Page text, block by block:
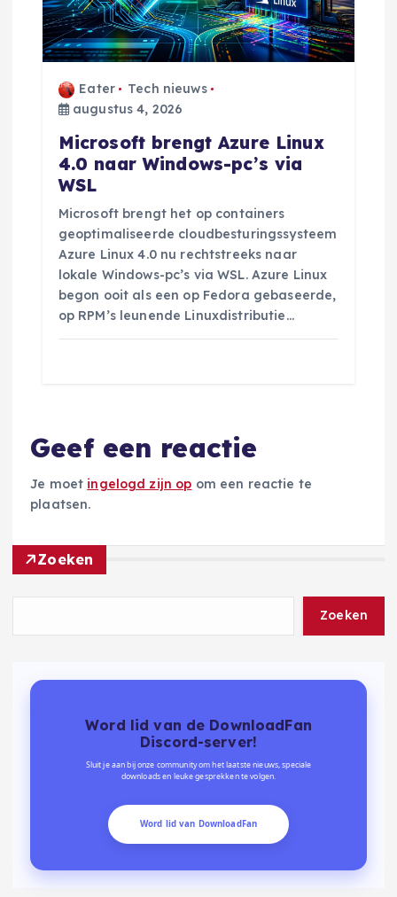
Eater
Tech nieuws
augustus 4, 2026
Microsoft brengt Azure Linux
4.0 naar Windows-pc’s via
WSL
Microsoft brengt het op containers
geoptimaliseerde cloudbesturingssysteem
Azure Linux 4.0 nu rechtstreeks naar
lokale Windows-pc’s via WSL. Azure Linux
begon ooit als een op Fedora gebaseerde,
op RPM’s leunende Linuxdistributie…
Geef een reactie
Je moet ingelogd zijn op om een reactie te
plaatsen.
Zoeken
Zoeken
Word lid van de DownloadFan
Discord-server!
Sluit je aan bij onze community om het laatste nieuws, speciale
downloads en leuke gesprekken te volgen.
Word lid van DownloadFan